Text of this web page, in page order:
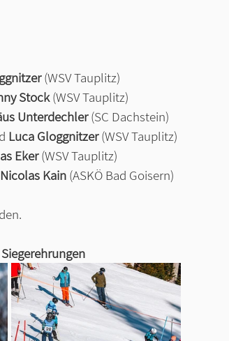
(WSV Tauplitz)
Stock (WSV Tauplitz)
Unterdechler (SC Dachstein)
Luca Gloggnitzer (WSV Tauplitz)
Eker (WSV Tauplitz)
Nicolas Kain (ASKÖ Bad Goisern)